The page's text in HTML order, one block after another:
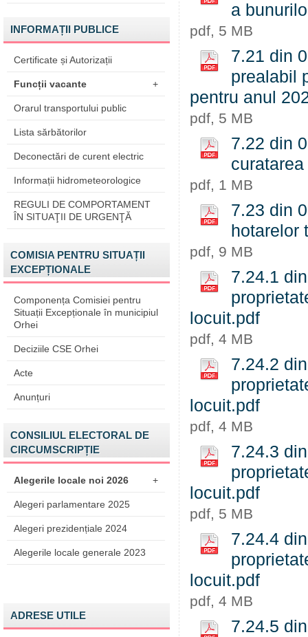
INFORMAȚII PUBLICE
Certificate și Autorizații
Funcții vacante +
Orarul transportului public
Lista sărbătorilor
Deconectări de curent electric
Informații hidrometeorologice
REGULI DE COMPORTAMENT
ÎN SITUAŢII DE URGENŢĂ
COMISIA PENTRU SITUAȚII
EXCEPȚIONALE
Componența Comisiei pentru
Situații Excepționale în municipiul
Orhei
Deciziile CSE Orhei
Acte
Anunțuri
CONSILIUL ELECTORAL DE
CIRCUMSCRIPȚIE
Alegerile locale noi 2026 +
Alegeri parlamentare 2025
Alegeri prezidențiale 2024
Alegerile locale generale 2023
ADRESE UTILE
a
pdf, 5 MB
7.21 din
prealabil
pentru anul
pdf, 5 MB
7.22 din
pdf, 1 MB
7.23 din
hotarelor
pdf, 9 MB
7.24.1
locuit.pdf
pdf, 4 MB
7.24.2
locuit.pdf
pdf, 4 MB
7.24.3
locuit.pdf
pdf, 5 MB
7.24.4
locuit.pdf
pdf, 4 MB
7.24.5